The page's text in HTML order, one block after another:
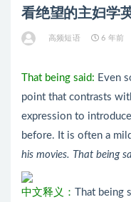
看绝望的主妇学
高频短语 6 年前
That being said: Even
point that contrasts
expression to
before. It is often a
his movies. That being
中文释义：
That